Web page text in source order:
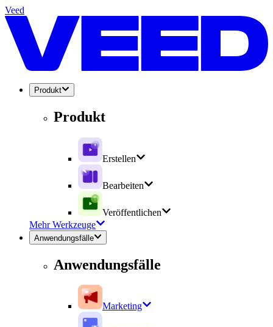
Veed
Produkt
Produkt
Erstellen
Bearbeiten
Veröffentlichen
Mehr Werkzeuge
Anwendungsfälle
Anwendungsfälle
Marketing